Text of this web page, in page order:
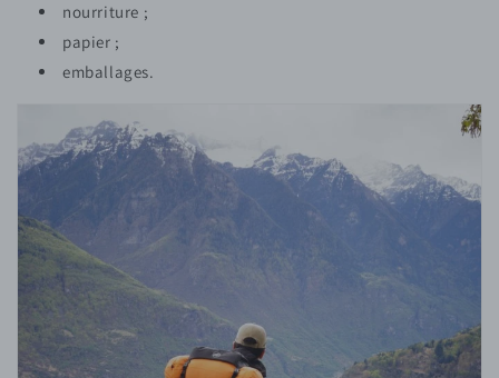
nourriture ;
papier ;
emballages.